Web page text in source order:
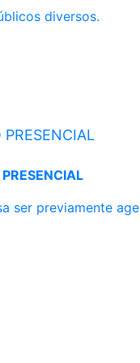
diversos.
ser previamente